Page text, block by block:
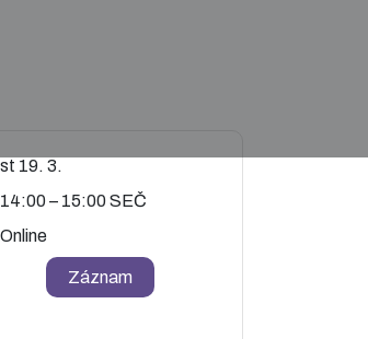
st 19. 3.
14:00 – 15:00 SEČ
Online
Záznam